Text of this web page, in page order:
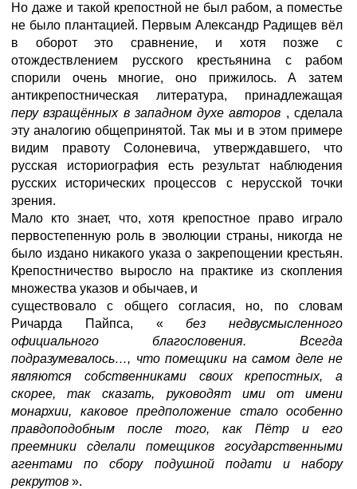
Но даже и такой крепостной не был рабом, а поместье
не было плантацией. Первым Александр Радищев вёл
в оборот это сравнение, и хотя позже с
отождествлением русского крестьянина с рабом
спорили очень многие, оно прижилось. А затем
антикрепостническая литература, принадлежащая
перу взращённых в западном духе авторов , сделала
эту аналогию общепринятой. Так мы и в этом примере
видим правоту Солоневича, утверждавшего, что
русская историография есть результат наблюдения
русских исторических процессов с нерусской точки
зрения.
Мало кто знает, что, хотя крепостное право играло
первостепенную роль в эволюции страны, никогда не
было издано никакого указа о закрепощении крестьян.
Крепостничество выросло на практике из скопления
множества указов и обычаев, и
существовало с общего согласия, но, по словам
Ричарда Пайпса, «без недвусмысленного
официального благословения. Всегда
подразумевалось…, что помещики на самом деле не
являются собственниками своих крепостных, а
скорее, так сказать, руководят ими от имени
монархии, каковое предположение стало особенно
правдоподобным после того, как Пётр и его
преемники сделали помещиков государственными
агентами по сбору подушной подати и набору
рекрутов ».